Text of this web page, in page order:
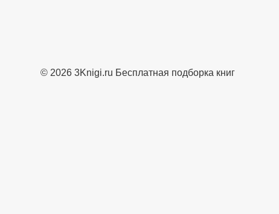
© 2026 3Knigi.ru Бесплатная подборка книг